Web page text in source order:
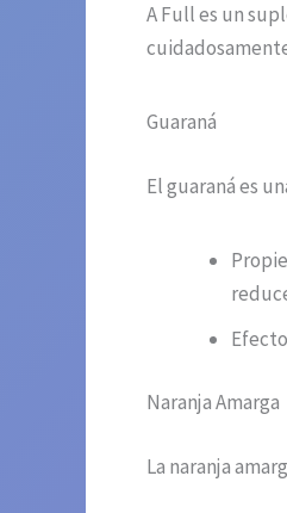
A Full es un
Guaraná
El guaraná es
Naranja Amarga
La naranja